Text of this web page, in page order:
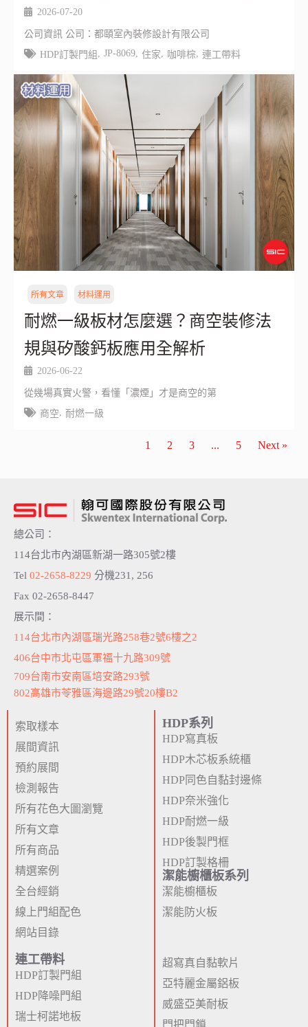
2026-07-20
公司資訊 公司：都頤室內裝修設計有限公司
HDP訂製門組 , JP-8069, 住家, 咖啡棕, 連工帶料
所有文章 材料運用
耐燃一級板材怎麼選？商空裝修法
規與矽酸鈣板應用全解析
2026-06-22
從幾場真實火警，看懂「濃煙」才是商空的第
商空
耐燃一級
1 2 3 ... 5 Next »
總公司：
114台北市內湖區新湖一路305號2樓
Tel 02-2658-8229 分機231, 256
Fax 02-2658-8447
展示間：
114台北市內湖區瑞光路258巷2號6樓之2
406台中市北屯區軍福十九路309號
709台南市安南區培安路293號
802高雄市苓雅區海邊路29號20樓B2
索取樣本
展間資訊
預約展間
檢測報告
所有花色大圖瀏覽
所有文章
所有商品
精選案例
全台經銷
線上門組配色
網站目錄
HDP系列
HDP寫真板
HDP木芯板系統櫃
HDP同色自黏封邊條
HDP奈米強化
HDP耐燃一級
HDP後製門框
HDP訂製格柵
潔能櫥櫃板系列
潔能櫥櫃板
潔能防火板
連工帶料
HDP訂製門組
HDP降噪門組
瑞士柯諾地板
超寫真自黏軟片
亞特麗金屬鋁板
威盛亞美耐板
門把門鎖